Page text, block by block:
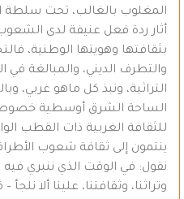
المغلوب بالغالب، تحت سلطة
أثار ردة فعل عنيفة لدى
بثقافتها وهويتها الوطنية،
والتطرف الديني، والمبالغة في
التراثية، ونبذ كل ماهو غربي،
الساحة الشرق أوسطية
للثقافة الغربية ذات القطب
ينتمون إلى ثقافة شعوب
نقول: في الوقت الذي ننبري فيه
وتراثنا، وثقافتنا، علينا ألا